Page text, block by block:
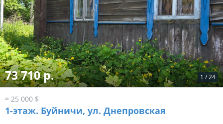
1 /24
73 710 р.
≈ 25 000 $
1-этаж. Буйничи, ул. Днепровская